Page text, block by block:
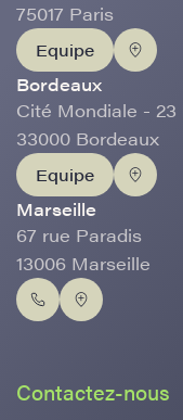
75017 Paris
Equipe
Bordeaux
Cité Mondiale -
33000 Bordeaux
Equipe
Marseille
67 rue Paradis
13006 Marseille
Contactez-nous